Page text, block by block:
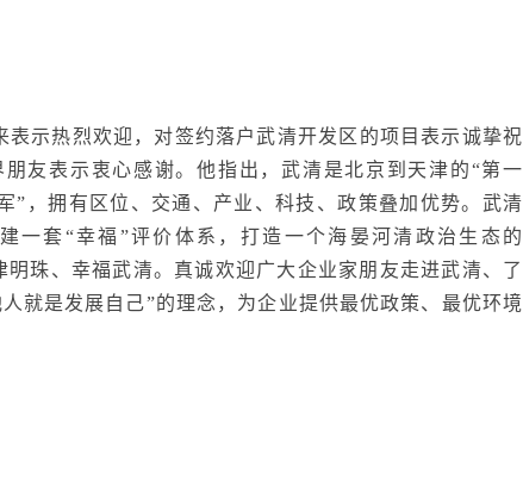
示热烈欢迎，对签约落户武清开发区的项目表示诚挚祝
友表示衷心感谢。他指出，武清是北京到天津的“第一
”，拥有区位、交通、产业、科技、政策叠加优势。武清
一套“幸福”评价体系，打造一个海晏河清政治生态的
珠、幸福武清。真诚欢迎广大企业家朋友走进武清、了
就是发展自己”的理念，为企业提供最优政策、最优环境